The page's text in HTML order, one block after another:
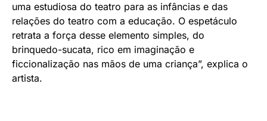
uma estudiosa do teatro para as infâncias e das
relações do teatro com a educação. O espetáculo
retrata a força desse elemento simples, do
brinquedo-sucata, rico em imaginação e
ficcionalização nas mãos de uma criança”, explica o
artista.